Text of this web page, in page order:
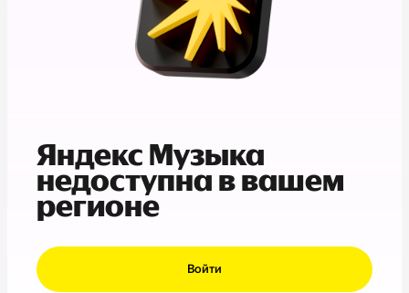
Яндекс Музыка
недоступна в вашем
регионе
Войти